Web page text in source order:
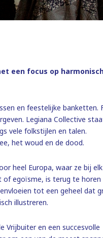
een focus op
en feestelijke banketten.
Legiana Collective
vele folkstijlen en talen.
het woud en de dood.
heel Europa, waar ze bij
egoïsme, is terug te horen
tot een geheel dat
illustreren.
Vrijbuiter en een succesvolle